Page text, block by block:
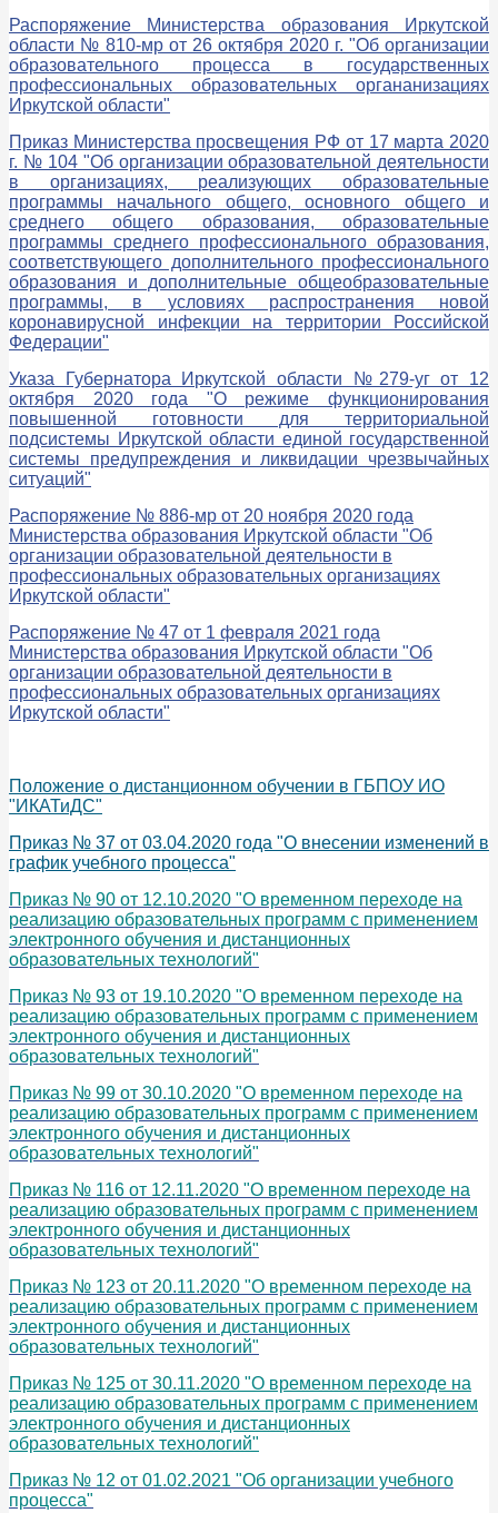
Распоряжение Министерства образования Иркутской
области № 810-мр от 26 октября 2020 г. "Об организации
образовательного процесса в государственных
профессиональных образовательных органанизациях
Иркутской области"
Приказ Министерства просвещения РФ от 17 марта 2020
г. № 104 "Об организации образовательной деятельности
в организациях, реализующих образовательные
программы начального общего, основного общего и
среднего общего образования, образовательные
программы среднего профессионального образования,
соответствующего дополнительного профессионального
образования и дополнительные общеобразовательные
программы, в условиях распространения новой
коронавирусной инфекции на территории Российской
Федерации"
Указа Губернатора Иркутской области №279-уг от 12
октября 2020 года "О режиме функционирования
повышенной готовности для территориальной
подсистемы Иркутской области единой государственной
системы предупреждения и ликвидации чрезвычайных
ситуаций"
Распоряжение № 886-мр от 20 ноября 2020 года
Министерства образования Иркутской области "Об
организации образовательной деятельности в
профессиональных образовательных организациях
Иркутской области"
Распоряжение № 47 от 1 февраля 2021 года
Министерства образования Иркутской области "Об
организации образовательной деятельности в
профессиональных образовательных организациях
Иркутской области"
Положение о дистанционном обучении в ГБПОУ ИО
"ИКАТиДС"
Приказ № 37 от 03.04.2020 года "О внесении изменений в
график учебного процесса"
Приказ № 90 от 12.10.2020 "О временном переходе на
реализацию образовательных программ с применением
электронного обучения и дистанционных
образовательных технологий"
Приказ № 93 от 19.10.2020 "О временном переходе на
реализацию образовательных программ с применением
электронного обучения и дистанционных
образовательных технологий"
Приказ № 99 от 30.10.2020 "О временном переходе на
реализацию образовательных программ с применением
электронного обучения и дистанционных
образовательных технологий"
Приказ № 116 от 12.11.2020 "О временном переходе на
реализацию образовательных программ с применением
электронного обучения и дистанционных
образовательных технологий"
Приказ № 123 от 20.11.2020 "О временном переходе на
реализацию образовательных программ с применением
электронного обучения и дистанционных
образовательных технологий"
Приказ № 125 от 30.11.2020 "О временном переходе на
реализацию образовательных программ с применением
электронного обучения и дистанционных
образовательных технологий"
Приказ № 12 от 01.02.2021 "Об организации учебного
процесса"